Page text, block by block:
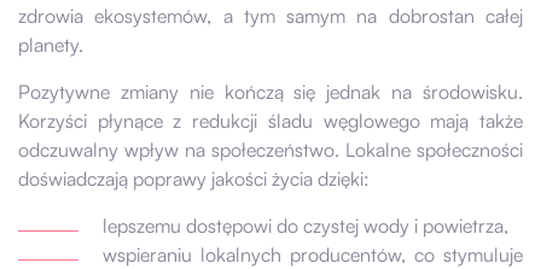
zdrowia ekosystemów, a tym samym na dobrostan całej
planety.
Pozytywne zmiany nie kończą się jednak na środowisku.
Korzyści płynące z redukcji śladu węglowego mają także
odczuwalny wpływ na społeczeństwo. Lokalne społeczności
doświadczają poprawy jakości życia dzięki:
lepszemu dostępowi do czystej wody i powietrza,
wspieraniu lokalnych producentów, co stymuluje